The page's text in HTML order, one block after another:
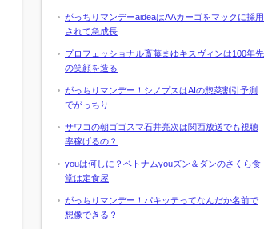
がっちりマンデーaideaはAAカーゴをマックに採用
されて急成長
プロフェッショナル斎藤まゆキスヴィンは100年先
の笑顔を造る
がっちりマンデー！シノプスはAIの惣菜割引予測
でがっちり
サワコの朝ゴゴスマ石井亮次は関西放送でも視聴
率稼げるの？
youは何しに？ベトナムyouズン＆ダンのさくら食
堂は定食屋
がっちりマンデー！パキッテってなんだか名前で
想像できる？